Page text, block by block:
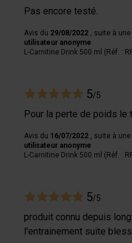
Pas encore testé.
Avis du 29/08/2022 , suite à
utilisateur anonyme
L-Carnitine Drink 500 ml (Réf. :
5/5
Pour la perte de poids le
Avis du 16/07/2022 , suite à
utilisateur anonyme
L-Carnitine Drink 500 ml (Réf. :
5/5
produit connu depuis
l'entrainement suite